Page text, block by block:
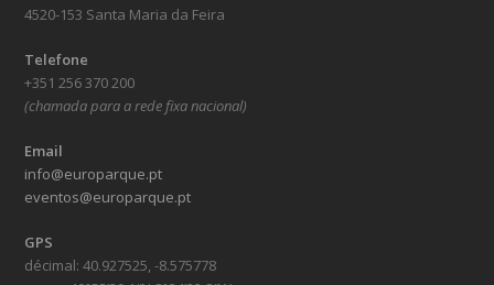
4520-153 Santa Maria da Feira
Telefone
+351 256 370 200
(chamada para a rede fixa nacional)
Email
info@europarque.pt
eventos@europarque.pt
GPS
décimal: 40.927525, -8.575778